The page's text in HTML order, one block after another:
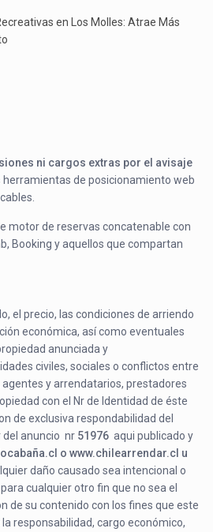
en Los Molles: Atrae Más
ni cargos extras por el avisaje
de posicionamiento web
motor de reservas concatenable con
Booking y aquellos que compartan
el precio, las condiciones de arriendo
económica, así como eventuales
anunciada y
civiles, sociales o conflictos entre
y arrendatarios, prestadores
con el Nr de Identidad de éste
de exclusiva respondabilidad del
del anuncio nr 51976 aqui publicado y
o www.chilearrendar.cl u
daño causado sea intencional o
cualquier otro fin que no sea el
de su contenido con los fines que este
responsabilidad, cargo económico,